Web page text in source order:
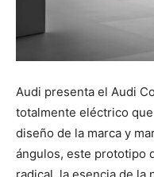
Audi presenta el Audi
totalmente eléctrico
diseño de la marca y
ángulos, este prototipo